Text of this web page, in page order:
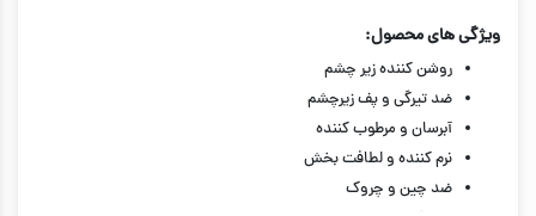
ویژگی های محصول:
روشن کننده زیر چشم
ضد تیرگی و پف زیرچشم
آبرسان و مرطوب کننده
نرم کننده و لطافت بخش
ضد چین و چروک